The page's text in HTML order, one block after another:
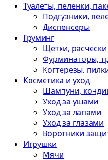
Туалеты, пеленки,
Подгузники,
Диспенсеры
Груминг
Щетки, расчески
Фурминаторы,
Когтерезы,
Косметика и уход
Шампуни,
Уход за ушами
Уход за лапами
Уход за глазами
Воротники
Игрушки
Мячи